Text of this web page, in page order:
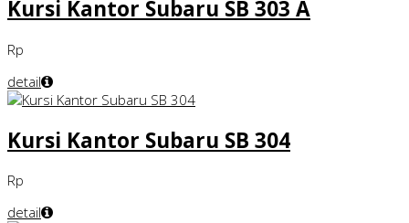
Kursi Kantor Subaru SB 303 A
Rp
detail
Kursi Kantor Subaru SB 304
Rp
detail